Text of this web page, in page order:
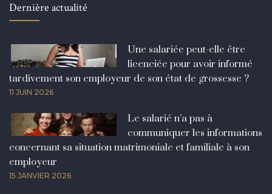
Dernière actualité
Une salariée peut-elle être
licenciée pour avoir informé
tardivement son employeur de son état de grossesse ?
11 JUIN 2026
Le salarié n’a pas à
communiquer les informations
concernant sa situation matrimoniale et familiale à son
employeur
15 JANVIER 2026